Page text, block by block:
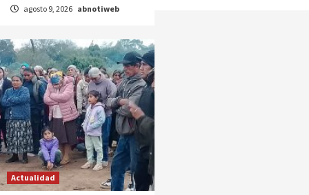
agosto 9, 2026 abnotiweb
Actualidad